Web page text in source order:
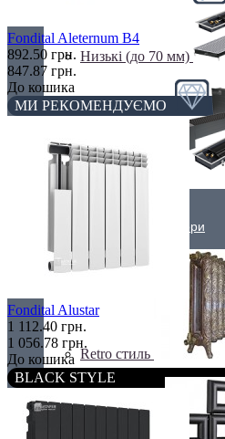
Низькі (до 70 мм)
Преміум класс
Дизайнерські радіатори
Retro стиль
Fondital Aleternum B4
892.50 грн.
847.87 грн.
До кошика
МИ РЕКОМЕНДУЄМО
Fondital Alustar
1 112.40 грн.
1 056.78 грн.
До кошика
BLACK STYLE